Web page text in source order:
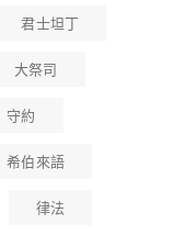
君士坦丁
大祭司
守約
希伯來語
律法